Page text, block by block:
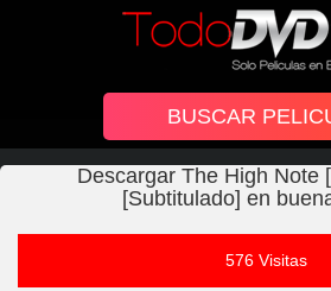
Descargar The High Note
[Subtitulado] en
576 Visitas